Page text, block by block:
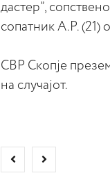
дастер”,
сопатник А.Р. (21)
СВР Скопје
на случајот.